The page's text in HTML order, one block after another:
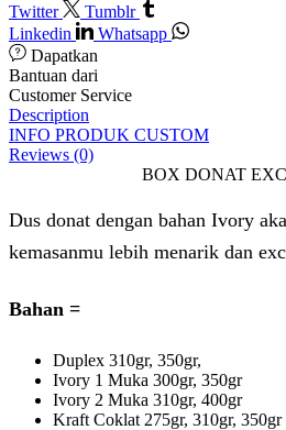
Twitter
Tumblr
Linkedin
Whatsapp
Dapatkan
Bantuan dari
Customer Service
Description
INFO PRODUK CUSTOM
Reviews (0)
BOX DONAT
Dus donat dengan bahan Ivory
kemasanmu lebih menarik dan
Bahan =
Duplex 310gr, 350gr,
Ivory 1 Muka 300gr, 350gr
Ivory 2 Muka 310gr, 400gr
Kraft Coklat 275gr, 310gr, 350gr